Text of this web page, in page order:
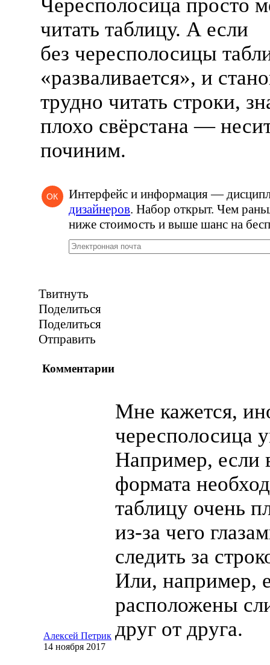
Чересполосица просто
читать таблицу. А если
без чересполосицы
«разваливается», и
трудно читать строки,
плохо свёрстана —
починим.
ОК
Интерфейс и информация —
дизайнеров. Набор открыт. Чем
ниже стоимость и выше шанс на
Твитнуть
Поделиться
Поделиться
Отправить
Комментарии
Алексей Петрик
14 ноября 2017
Мне кажется,
чересполосица
Например, если
формата
таблицу очень
из-за чего
следить за
Или, например,
расположены
друг от друга.